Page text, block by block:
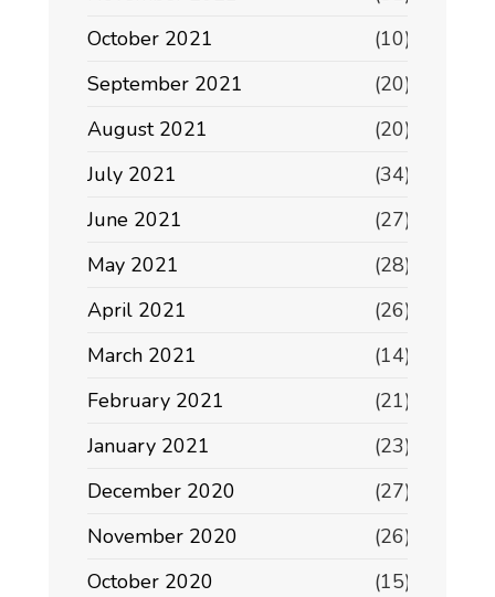
October 2021
(10)
September 2021
(20)
August 2021
(20)
July 2021
(34)
June 2021
(27)
May 2021
(28)
April 2021
(26)
March 2021
(14)
February 2021
(21)
January 2021
(23)
December 2020
(27)
November 2020
(26)
October 2020
(15)